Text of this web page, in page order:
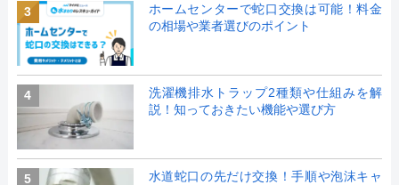
3
ホームセンターで蛇口交換は可能！料金
の相場や業者選びのポイント
4
洗濯機排水トラップ2種類や仕組みを解
説！知っておきたい機能や選び方
5
水道蛇口の先だけ交換！手順や泡沫キャ